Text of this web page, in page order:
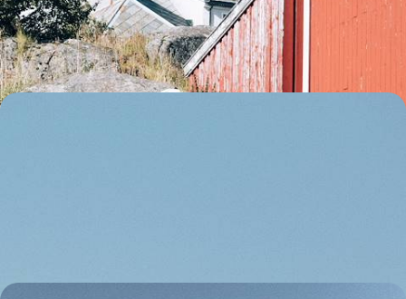
Norvège d'est en ouest, entre forêts, montagnes et fjords
10 jours, de 2200 à 3300 €